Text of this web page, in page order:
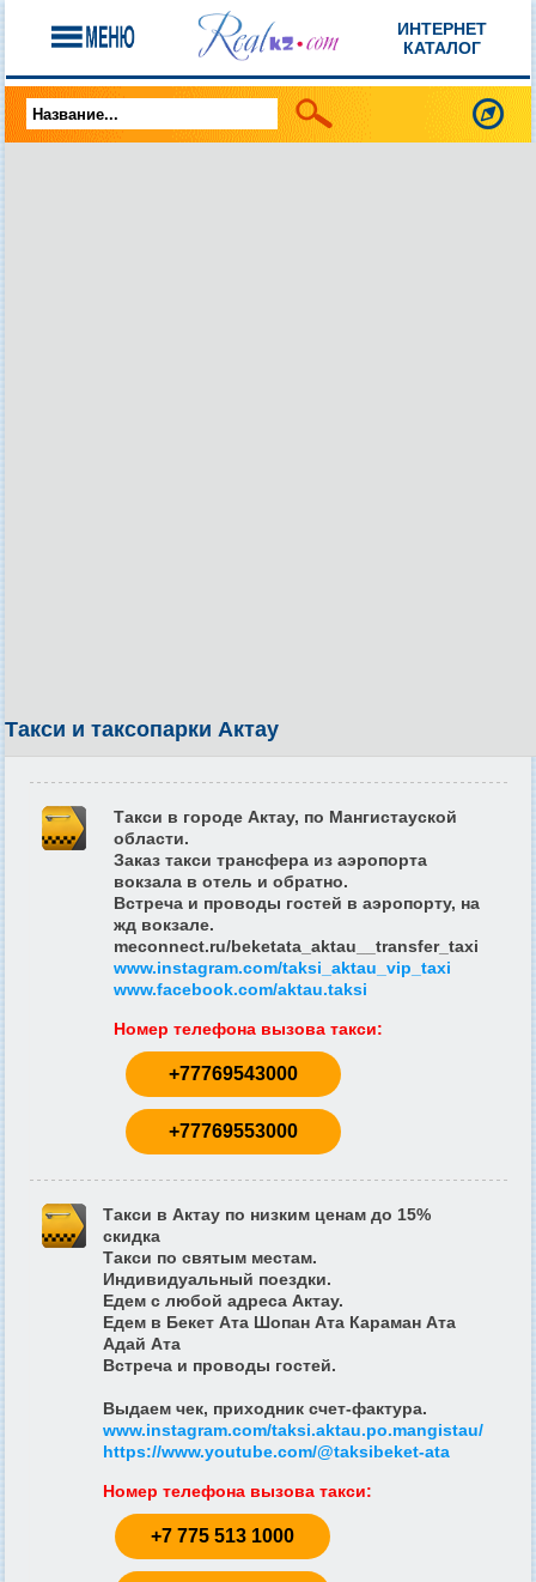
ИНТЕРНЕТ
КАТАЛОГ
Такси и таксопарки Актау
Такси в городе Актау, по Мангистауской
области.
Заказ такси трансфера из аэропорта
вокзала в отель и обратно.
Встреча и проводы гостей в аэропорту, на
жд вокзале.
meconnect.ru/beketata_aktau__transfer_taxi
www.instagram.com/taksi_aktau_vip_taxi
www.facebook.com/aktau.taksi
Номер телефона вызова такси:
+77769543000
+77769553000
Такси в Актау по низким ценам до 15%
скидка
Такси по святым местам.
Индивидуальный поездки.
Едем с любой адреса Актау.
Едем в Бекет Ата Шопан Ата Караман Ата
Адай Ата
Встреча и проводы гостей.
Выдаем чек, приходник счет-фактура.
www.instagram.com/taksi.aktau.po.mangistau/
https://www.youtube.com/@taksibeket-ata
Номер телефона вызова такси:
+7 775 513 1000